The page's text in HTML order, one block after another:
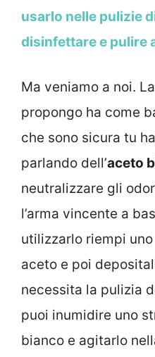
usarlo nelle pulizie
disinfettare e pulire
Ma veniamo a noi.
propongo ha come
che sono sicura tu
parlando dell’aceto
neutralizzare gli
l’arma vincente a
utilizzarlo riempi
aceto e poi
necessita la pulizia
puoi inumidire uno
bianco e agitarlo